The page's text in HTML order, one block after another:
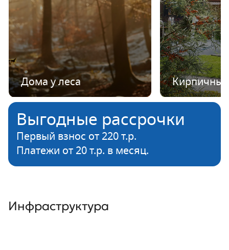
Дома у леса
Выгодные рассрочки
Первый взнос от 220 т.р.
Платежи от 20 т.р. в месяц.
Инфраструктура